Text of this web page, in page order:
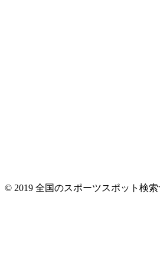
© 2019 全国のスポーツスポット検索